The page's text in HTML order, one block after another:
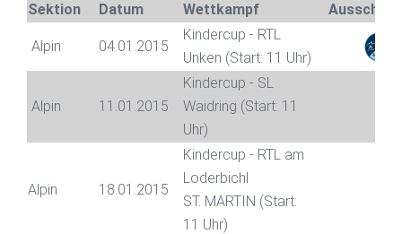
Sektion
Datum Wettkampf
Alpin 04.01.2015
Kindercup - RTL
Unken (Start: 11 Uhr)
Alpin 11.01.2015
Kindercup - SL
Waidring (Start: 11
Uhr)
Alpin 18.01.2015
Kindercup - RTL am
Loderbichl
ST. MARTIN (Start:
11 Uhr)